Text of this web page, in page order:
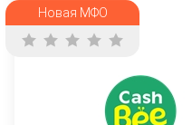
Новая МФО